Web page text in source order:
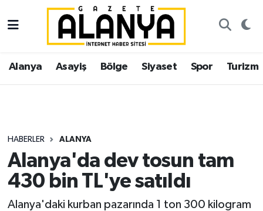
Alanya Asayiş Bölge Siyaset Spor Turizm
HABERLER ALANYA
Alanya'da dev tosun tam
430 bin TL'ye satıldı
Alanya'daki kurban pazarında 1 ton 300 kilogram
Alanya
Asayiş
Siyaset
Spor
İstanbul Nöbetçi Eczaneler
İstanbul Hava Durumu
Süper Lig Puan Durumu ve Fikstür
Tüm Manşetler
Son Dakika Haberleri